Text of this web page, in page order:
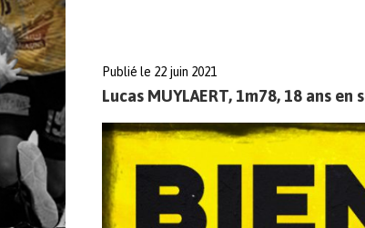
Publié le 22 juin 2021
Lucas MUYLAERT, 1m78, 18 ans